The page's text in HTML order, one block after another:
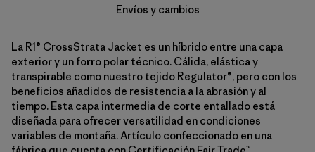
Envíos y cambios
La R1® CrossStrata Jacket es un híbrido entre una capa
exterior y un forro polar técnico. Cálida, elástica y
transpirable como nuestro tejido Regulator®, pero con los
beneficios añadidos de resistencia a la abrasión y al
tiempo. Esta capa intermedia de corte entallado está
diseñada para ofrecer versatilidad en condiciones
variables de montaña. Artículo confeccionado en una